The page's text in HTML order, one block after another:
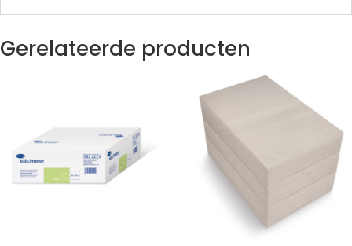
Gerelateerde producten